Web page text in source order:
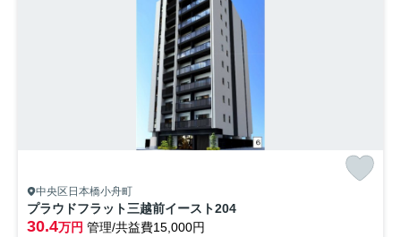
中央区日本橋小舟町
プラウドフラット三越前イースト204
30.4万円 管理/共益費15,000円